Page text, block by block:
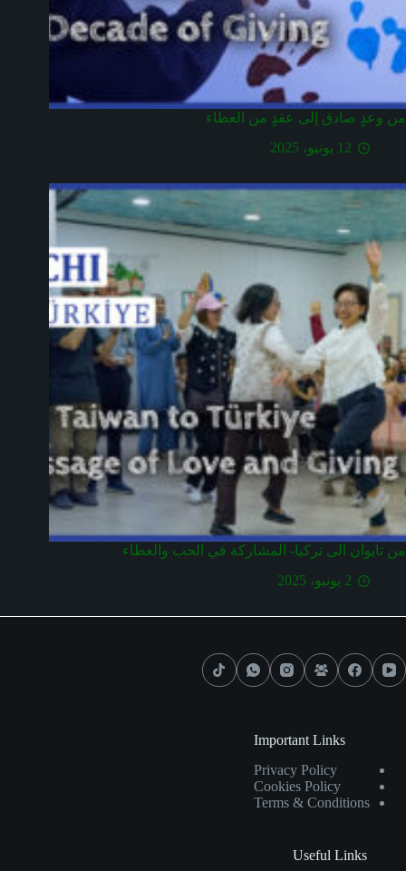
من وعدٍ صادق إلى عقدٍ من العطاء
12 يونيو، 2025
من تايوان الى تركيا- المشاركة في الحب والعطاء
2 يونيو، 2025
Important Links
Privacy Policy
Cookies Policy
Terms & Conditions
Useful Links